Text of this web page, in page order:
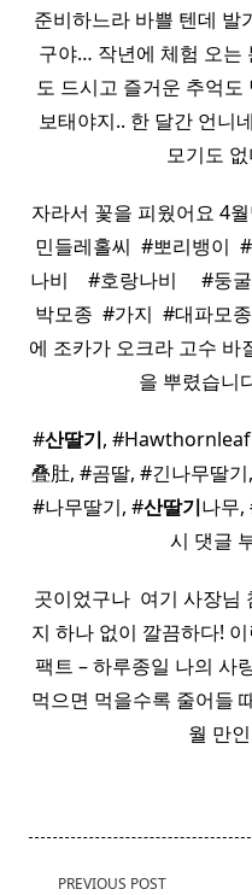
준비하느라 바쁠 텐데
구야… 작년에 체험 오는
도 드시고 즐거운 추억
보태야지.. 한 달간 언니
모기도
자라서 꽃을 피웠어요 4
민들레홀씨 ​ #뽀리뱅이
나비 ​ ​ ​ #호랑나비 ​ ​ ​ ​ #둥
박모종 ​ #가지 ​ #대파모
에 조카가 오크라 고수 바
을 뿌렸습니
#산딸기, #Hawthornleaf
叠肚, #곰딸, #긴나무딸
#나무딸기, #산딸기나무,
시 댓글
곳이었구나 ​ 여기 사장님
지 하나 없이 깔끔하다!
팩트 – 하루종일 나의 사
먹으면 먹을수록 줄어들
월 만
<spanPREVIOUS POST